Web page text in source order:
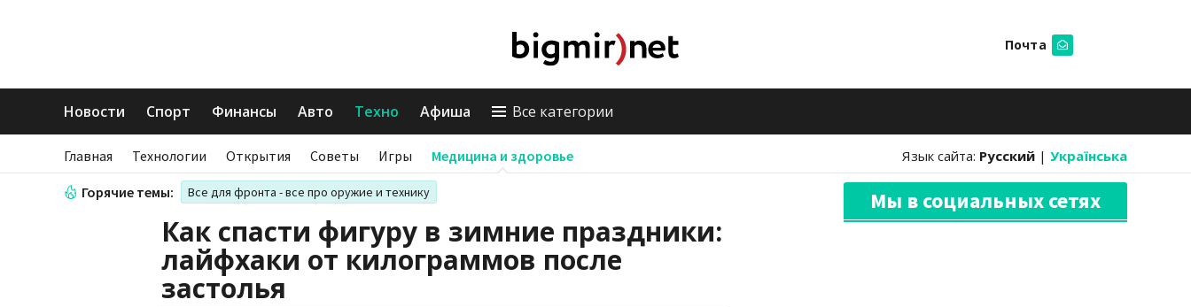
Почта
Новости Спорт Финансы Авто Техно Афиша Все категории
Главная Технологии Открытия Советы Игры Медицина и здоровье Язык сайта: Русский | Українська
Горячие темы: Все для фронта - все про оружие и технику
Как спасти фигуру в зимние праздники:
лайфхаки от килограммов после
застолья
Мы в социальных сетях